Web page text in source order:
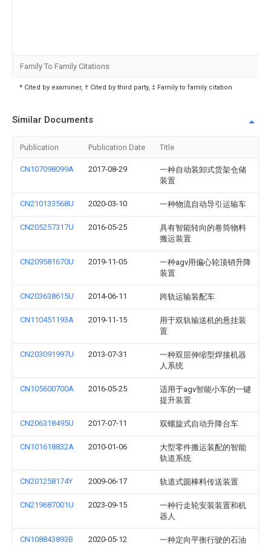
Family To Family Citations
* Cited by examiner, † Cited by third party, ‡ Family to family citation
Similar Documents
Publication Publication Date Title
CN107098099A 2017-08-29
一种自动装卸式货架仓储
装置
CN210133568U 2020-03-10 一种物流自动导引运输车
CN205257317U 2016-05-25
具有智能转向的卷筒物料
搬运装置
CN209581670U 2019-11-05
一种agv用偏心轮顶销升降
装置
CN203638615U 2014-06-11 跨轨运输装配车
CN110451193A 2019-11-15
用于双轨输送机的悬挂装
置
CN203091997U 2013-07-31
一种双层伸缩型焊接机器
人系统
CN105600700A 2016-05-25
适用于agv智能小车的一键
提升装置
CN206318495U 2017-07-11 双螺旋式自动升降台车
CN101618832A 2010-01-06
大型零件搬运装配的智能
轨道系统
CN201258174Y 2009-06-17 轨道式圆棒料传送装置
CN219687001U 2023-09-15
一种行走轮安装装置和机
器人
CN108843893B 2020-05-12
一种定向平衡行驶的石油